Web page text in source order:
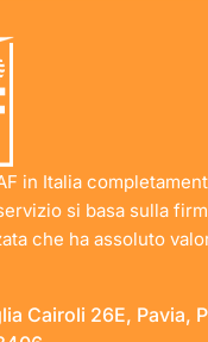
in Italia
si basa sulla
che ha assoluto
Cairoli 26E, Pavia,